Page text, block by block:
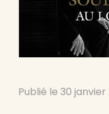
Publié le 30 janvier